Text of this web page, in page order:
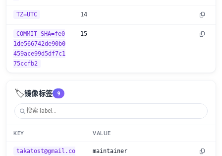
TZ=UTC 14
COMMIT_SHA=fe0
1de566742de90b0
459ace99d5df7c1
75ccfb2
15
🏷️镜像标签 9
KEY VALUE
takatost@gmail.co
maintainer